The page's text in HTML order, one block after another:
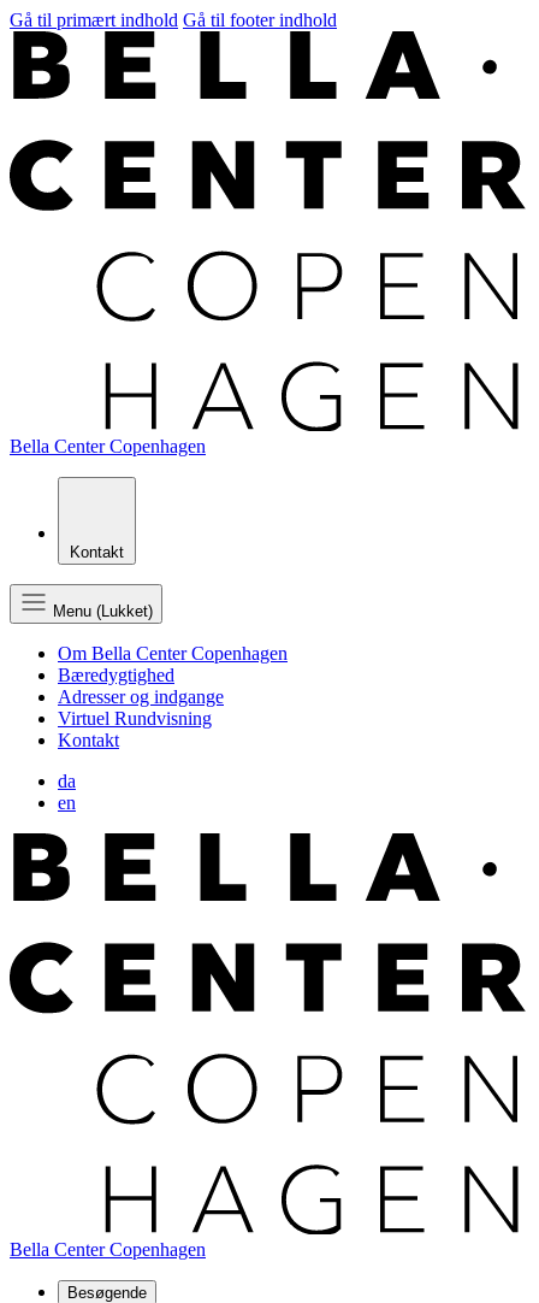
Gå til primært indhold Gå til footer indhold
Bella Center Copenhagen
Kontakt
Menu (Lukket)
Om Bella Center Copenhagen
Bæredygtighed
Adresser og indgange
Virtuel Rundvisning
Kontakt
da
en
Bella Center Copenhagen
Besøgende